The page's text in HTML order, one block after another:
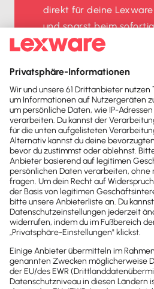
direkt für deine
und sparst beim
unserem Aktionsrabatt.
30 Tage kostenlos
Der Test endet
Kostenloser
Kostenlos
Test endet nach 30 Tagen
Abo. Kein Newsletter. Mit
stimmst du den
und denAGBzu.